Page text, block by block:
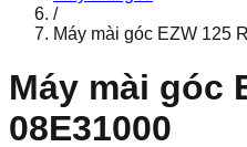
/
Máy mài góc EZW 125
Máy mài góc
08E31000